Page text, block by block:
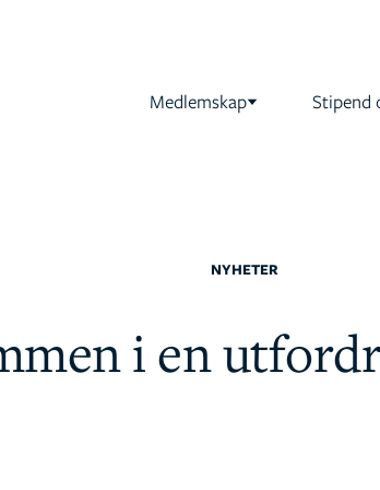
Medlemskap Stipend
NYHETER
i en